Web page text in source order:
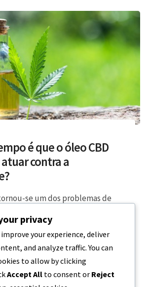
é que o óleo CBD
contra a
se um dos problemas de
a ocorrência…
16 DE DEZEMBRO, 2023
privacy
your experience, deliver
and analyze traffic. You can
to allow by clicking
Accept All to consent or Reject